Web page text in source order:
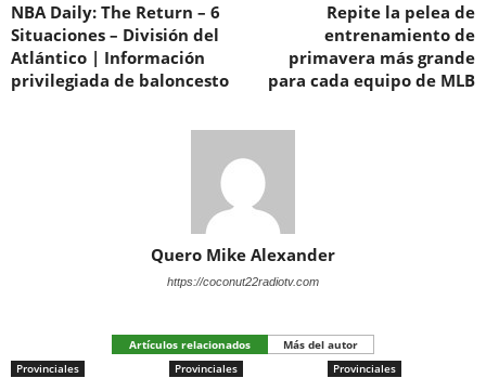
NBA Daily: The Return – 6
Situaciones – División del
Atlántico | Información
privilegiada de baloncesto
Repite la pelea de
entrenamiento de
primavera más grande
para cada equipo de MLB
Quero Mike Alexander
https://coconut22radiotv.com
Artículos relacionados
Más del autor
Provinciales
Provinciales Provinciales